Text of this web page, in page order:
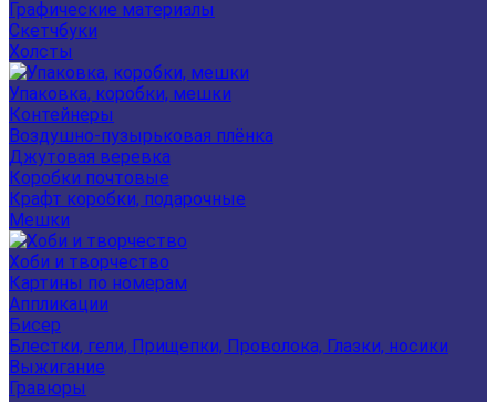
Графические материалы
Скетчбуки
Холсты
Упаковка, коробки, мешки
Контейнеры
Воздушно-пузырьковая плёнка
Джутовая веревка
Коробки почтовые
Крафт коробки, подарочные
Мешки
Хоби и творчество
Картины по номерам
Аппликации
Бисер
Блестки, гели, Прищепки, Проволока, Глазки, носики
Выжигание
Гравюры